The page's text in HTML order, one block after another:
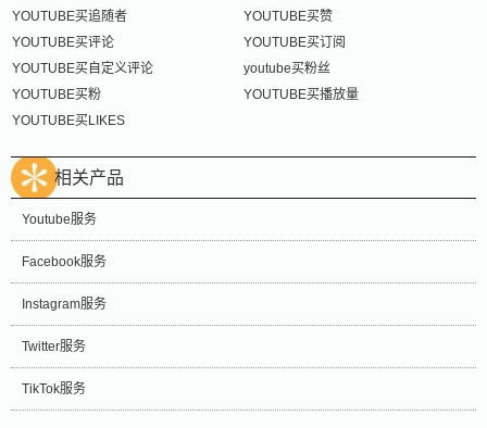
YOUTUBE买追随者
YOUTUBE买赞
YOUTUBE买评论
YOUTUBE买订阅
YOUTUBE买自定义评论
youtube买粉丝
YOUTUBE买粉
YOUTUBE买播放量
YOUTUBE买LIKES
相关产品
Youtube服务
Facebook服务
Instagram服务
Twitter服务
TikTok服务